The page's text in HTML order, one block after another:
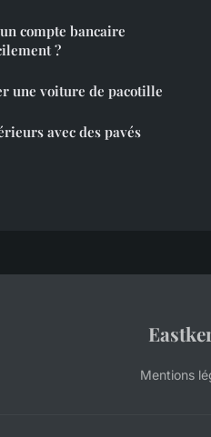
compte bancaire
?
une voiture de pacotille
avec des pavés
Mentions